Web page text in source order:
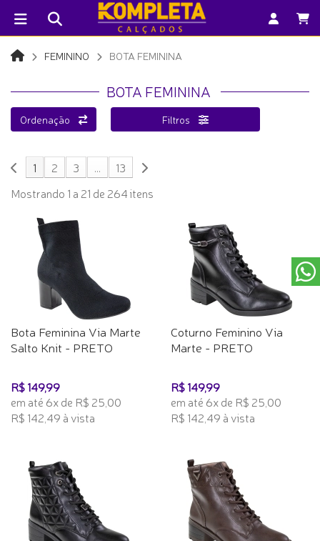
FEMININO BOTA FEMININA
BOTA FEMININA
Ordenação Filtros
1 2 3 ...
13
Mostrando 1 a 21 de 264 itens
Bota Feminina Via Marte
Salto Knit - PRETO
R$ 149,99
em até 6x de R$ 25,00
R$ 142,49 à vista
Coturno Feminino Via
Marte - PRETO
R$ 149,99
em até 6x de R$ 25,00
R$ 142,49 à vista